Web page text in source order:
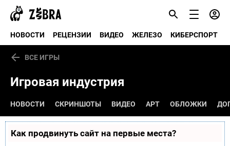
НОВОСТИ РЕЦЕНЗИИ ВИДЕО ЖЕЛЕЗО КИБЕРСПОРТ
ВСЕ ИГРЫ
Игровая индустрия
НОВОСТИ СКРИНШОТЫ ВИДЕО АРТ ОБЛОЖКИ
Как продвинуть сайт на первые места?